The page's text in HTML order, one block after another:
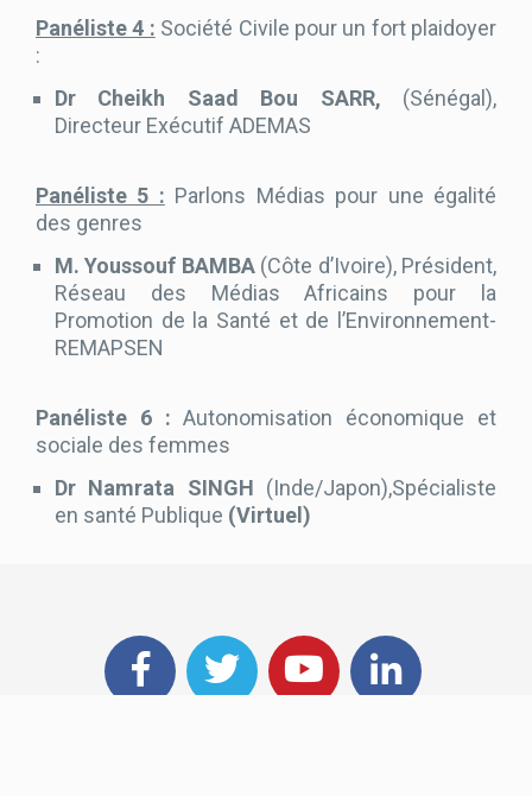
Panéliste 4 : Société Civile pour un fort plaidoyer
:
Dr Cheikh Saad Bou SARR, (Sénégal),
Directeur Exécutif ADEMAS
Panéliste 5 : Parlons Médias pour une égalité
des genres
M. Youssouf BAMBA(Côte d’Ivoire), Président,
Réseau des Médias Africains pour la
Promotion de la Santé et de l’Environnement-
REMAPSEN
Panéliste 6 : Autonomisation économique et
sociale des femmes
Dr Namrata SINGH (Inde/Japon),Spécialiste
en santé Publique (Virtuel)